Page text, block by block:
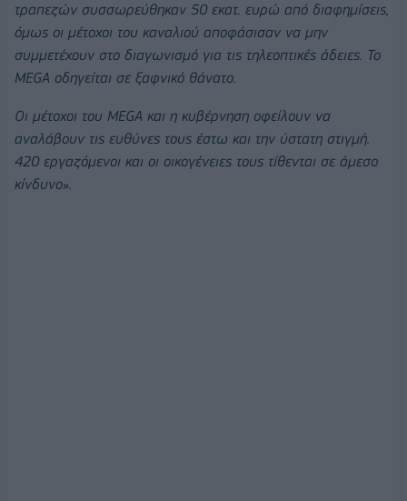
τραπεζών συσσωρεύθηκαν 50 εκατ. ευρώ από διαφημίσεις,
όμως οι μέτοχοι του καναλιού αποφάσισαν να μην
συμμετέχουν στο διαγωνισμό για τις τηλεοπτικές άδειες. To
MEGA οδηγείται σε ξαφνικό θάνατο.
Οι μέτοχοι του MEGA και η κυβέρνηση οφείλουν να
αναλάβουν τις ευθύνες τους έστω και την ύστατη στιγμή.
420 εργαζόμενοι και οι οικογένειες τους τίθενται σε άμεσο
κίνδυνο».